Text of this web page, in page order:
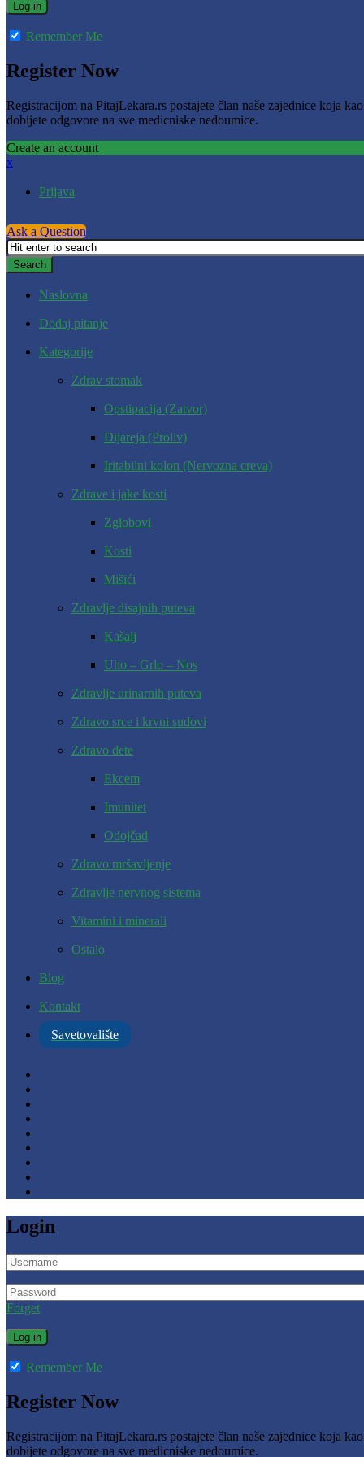
Remember Me
Register Now
Registracijom na PitajLekara.rs postajete član naše zajednice koja
dobijete odgovore na sve medicniske nedoumice.
Create an account
x
Prijava
Ask a Question
Naslovna
Dodaj pitanje
Kategorije
Zdrav stomak
Opstipacija (Zatvor)
Dijareja (Proliv)
Iritabilni kolon (Nervozna creva)
Zdrave i jake kosti
Zglobovi
Kosti
Mišići
Zdravlje disajnih puteva
Kašalj
Uho – Grlo – Nos
Zdravlje urinarnih puteva
Zdravo srce i krvni sudovi
Zdravo dete
Ekcem
Imunitet
Odojčad
Zdravo mršavljenje
Zdravlje nervnog sistema
Vitamini i minerali
Ostalo
Blog
Kontakt
Savetovalište
Login
Forget
Remember Me
Register Now
Registracijom na PitajLekara.rs postajete član naše zajednice koja
dobijete odgovore na sve medicniske nedoumice.